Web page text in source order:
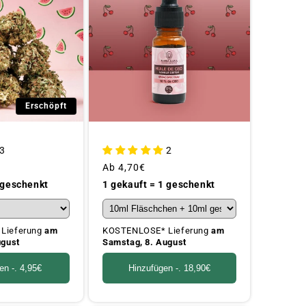
Erschöpft
3
Lieferungam
-. 4,95€
2
Üblicher
Preis
Ab 4,70€
1 gekauft = 1 geschenkt
KOSTENLOSE* Lieferungam
Samstag, 8. August
Hinzufügen -. 18,90€